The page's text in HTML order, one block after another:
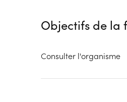
Objectifs de la
Consulter l'organisme